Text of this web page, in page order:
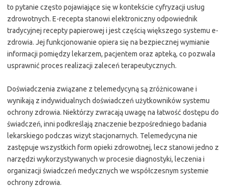
to pytanie często pojawiające się w kontekście cyfryzacji usług
zdrowotnych. E-recepta stanowi elektroniczny odpowiednik
tradycyjnej recepty papierowej i jest częścią większego systemu e-
zdrowia. Jej funkcjonowanie opiera się na bezpiecznej wymianie
informacji pomiędzy lekarzem, pacjentem oraz apteką, co pozwala
usprawnić proces realizacji zaleceń terapeutycznych.
Doświadczenia związane z telemedycyną są zróżnicowane i
wynikają z indywidualnych doświadczeń użytkowników systemu
ochrony zdrowia. Niektórzy zwracają uwagę na łatwość dostępu do
świadczeń, inni podkreślają znaczenie bezpośredniego badania
lekarskiego podczas wizyt stacjonarnych. Telemedycyna nie
zastępuje wszystkich form opieki zdrowotnej, lecz stanowi jedno z
narzędzi wykorzystywanych w procesie diagnostyki, leczenia i
organizacji świadczeń medycznych we współczesnym systemie
ochrony zdrowia.